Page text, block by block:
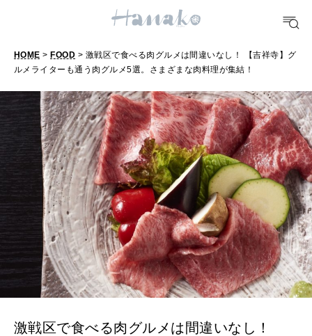
TRAVEL
FORTUNE
明日のわたし
[12星座別] Weekly Holoscope
[12星座別] Monthly Love Holoscope
女神まり愛のタロットメッセージ
算命学がわかる今月のあなた
HEALTH
自分にやさしく
LEARN
知る、考える
ママもいろいろ
HOME > FOOD > 激戦区で食べる肉グルメは間違いなし！ 【吉祥寺】グ
ルメライターも通う肉グルメ5選。さまざまな肉料理が集結！
激戦区で食べる肉グルメは間違いなし！